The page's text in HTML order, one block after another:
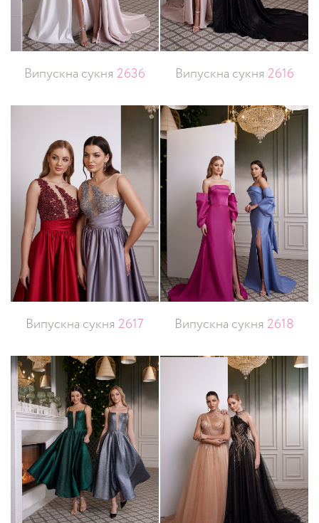
Випускна сукня 2636 Випускна сукня 2616
Випускна сукня 2617 Випускна сукня 2618